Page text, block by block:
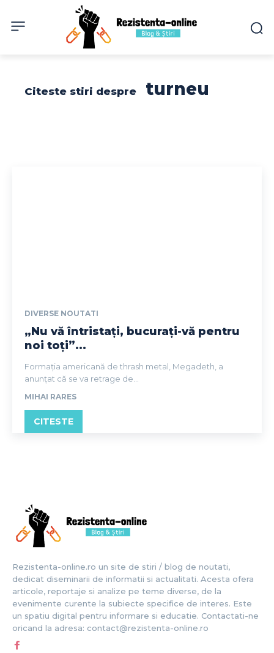
Citeste stiri despre turneu
DIVERSE NOUTATI
„Nu vă întristați, bucurați-vă pentru
noi toți”...
Formația americană de thrash metal, Megadeth, a
anunțat că se va retrage de...
MIHAI RARES
CITESTE
Rezistenta-online.ro un site de stiri / blog de noutati,
dedicat diseminarii de informatii si actualitati. Acesta ofera
articole, reportaje si analize pe teme diverse, de la
evenimente curente la subiecte specifice de interes. Este
un spatiu digital pentru informare si educatie. Contactati-ne
oricand la adresa: contact@rezistenta-online.ro